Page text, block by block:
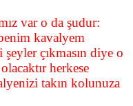
var o da şudur:
kavalyem
çıkmasın diye o
herkese
takın kolunuza